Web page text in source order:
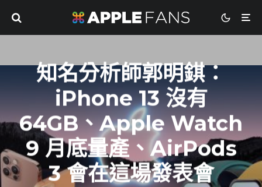
知名分析師郭明錤：
iPhone 13 沒有
64GB、Apple Watch
9 月底量產、AirPods
3 會在這場發表會